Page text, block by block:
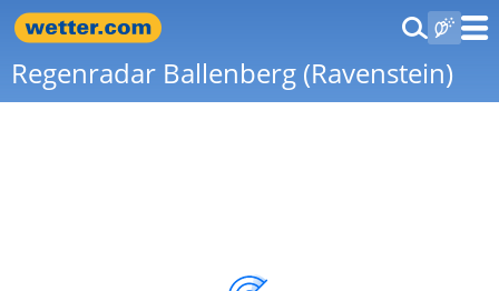
Regenradar Ballenberg (Ravenstein)